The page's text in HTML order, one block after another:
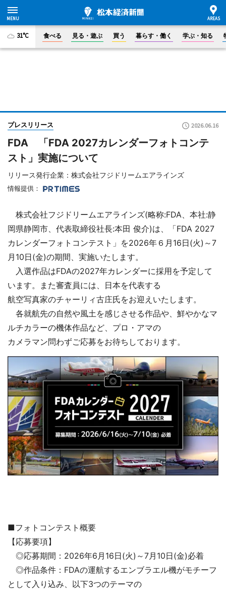
31°C 食べる 見る・遊ぶ 買う 暮らす・働く 学ぶ・知る
プレスリリース 2026.06.16
FDA 「FDA 2027カレンダーフォトコンテ
スト」実施について
リリース発行企業：株式会社フジドリームエアラインズ
情報提供：
株式会社フジドリームエアラインズ(略称:FDA、本社:静
岡県静岡市、代表取締役社長:本田 俊介)は、「FDA 2027
カレンダーフォトコンテスト」を2026年６月16日(火)～7
月10日(金)の期間、実施いたします。
入選作品はFDAの2027年カレンダーに採用を予定して
います。また審査員には、日本を代表する
航空写真家のチャーリィ古庄氏をお迎えいたします。
各就航先の自然や風土を感じさせる作品や、鮮やかなマ
ルチカラーの機体作品など、プロ・アマの
カメラマン問わずご応募をお待ちしております。
■フォトコンテスト概要
【応募要項】
◎応募期間：2026年6月16日(火)～7月10日(金)必着
◎作品条件：FDAの運航するエンブラエル機がモチーフ
として入り込み、以下3つのテーマの